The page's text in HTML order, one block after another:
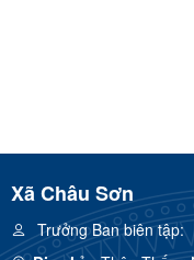
Xã Châu Sơn
Trưởng Ban biên tập: